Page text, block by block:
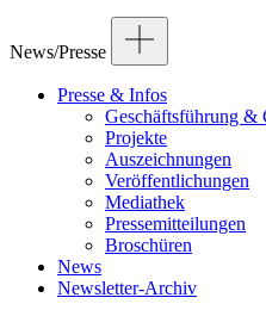
News/Presse
Presse & Infos
Geschäftsführung &
Projekte
Auszeichnungen
Veröffentlichungen
Mediathek
Pressemitteilungen
Broschüren
News
Newsletter-Archiv